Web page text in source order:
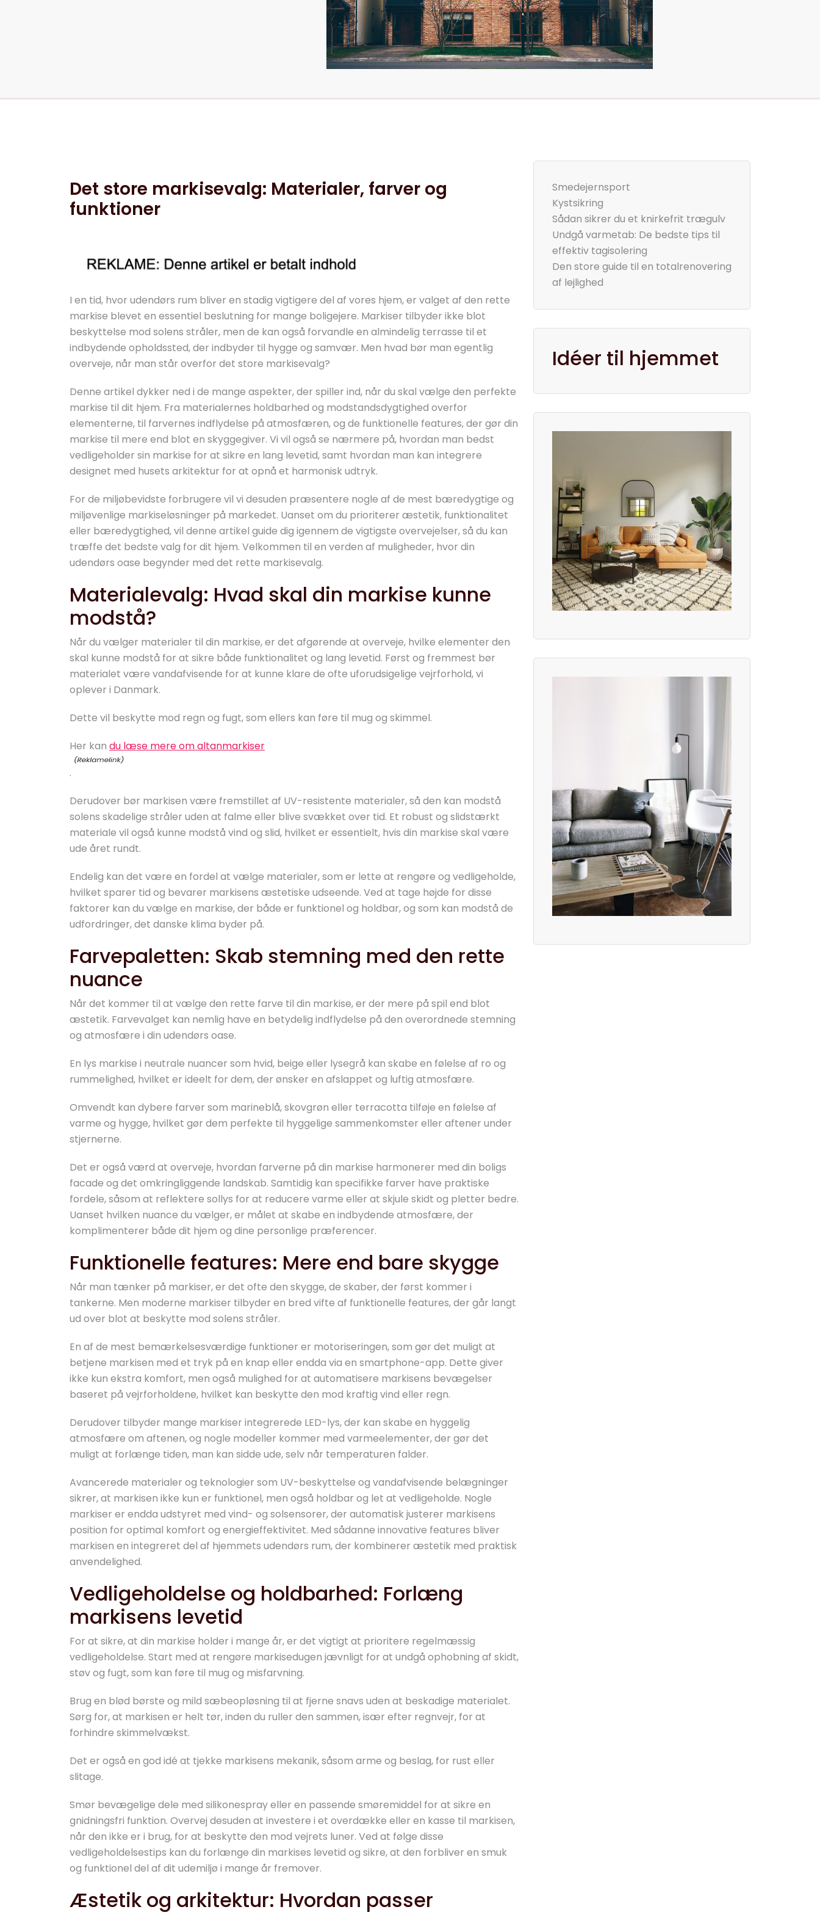
Det store markisevalg: Materialer, farver og
funktioner
I en tid, hvor udendørs rum bliver en stadig vigtigere del af vores hjem, er valget af den rette
markise blevet en essentiel beslutning for mange boligejere. Markiser tilbyder ikke blot
beskyttelse mod solens stråler, men de kan også forvandle en almindelig terrasse til et
indbydende opholdssted, der indbyder til hygge og samvær. Men hvad bør man egentlig
overveje, når man står overfor det store markisevalg?
Denne artikel dykker ned i de mange aspekter, der spiller ind, når du skal vælge den perfekte
markise til dit hjem. Fra materialernes holdbarhed og modstandsdygtighed overfor
elementerne, til farvernes indflydelse på atmosfæren, og de funktionelle features, der gør din
markise til mere end blot en skyggegiver. Vi vil også se nærmere på, hvordan man bedst
vedligeholder sin markise for at sikre en lang levetid, samt hvordan man kan integrere
designet med husets arkitektur for at opnå et harmonisk udtryk.
For de miljøbevidste forbrugere vil vi desuden præsentere nogle af de mest bæredygtige og
miljøvenlige markiseløsninger på markedet. Uanset om du prioriterer æstetik, funktionalitet
eller bæredygtighed, vil denne artikel guide dig igennem de vigtigste overvejelser, så du kan
træffe det bedste valg for dit hjem. Velkommen til en verden af muligheder, hvor din
udendørs oase begynder med det rette markisevalg.
Materialevalg: Hvad skal din markise kunne
modstå?
Når du vælger materialer til din markise, er det afgørende at overveje, hvilke elementer den
skal kunne modstå for at sikre både funktionalitet og lang levetid. Først og fremmest bør
materialet være vandafvisende for at kunne klare de ofte uforudsigelige vejrforhold, vi
oplever i Danmark.
Dette vil beskytte mod regn og fugt, som ellers kan føre til mug og skimmel.
Her kan du læse mere om altanmarkiser
.
Derudover bør markisen være fremstillet af UV-resistente materialer, så den kan modstå
solens skadelige stråler uden at falme eller blive svækket over tid. Et robust og slidstærkt
materiale vil også kunne modstå vind og slid, hvilket er essentielt, hvis din markise skal være
ude året rundt.
Endelig kan det være en fordel at vælge materialer, som er lette at rengøre og vedligeholde,
hvilket sparer tid og bevarer markisens æstetiske udseende. Ved at tage højde for disse
faktorer kan du vælge en markise, der både er funktionel og holdbar, og som kan modstå de
udfordringer, det danske klima byder på.
Farvepaletten: Skab stemning med den rette
nuance
Når det kommer til at vælge den rette farve til din markise, er der mere på spil end blot
æstetik. Farvevalget kan nemlig have en betydelig indflydelse på den overordnede stemning
og atmosfære i din udendørs oase.
En lys markise i neutrale nuancer som hvid, beige eller lysegrå kan skabe en følelse af ro og
rummelighed, hvilket er ideelt for dem, der ønsker en afslappet og luftig atmosfære.
Omvendt kan dybere farver som marineblå, skovgrøn eller terracotta tilføje en følelse af
varme og hygge, hvilket gør dem perfekte til hyggelige sammenkomster eller aftener under
stjernerne.
Det er også værd at overveje, hvordan farverne på din markise harmonerer med din boligs
facade og det omkringliggende landskab. Samtidig kan specifikke farver have praktiske
fordele, såsom at reflektere sollys for at reducere varme eller at skjule skidt og pletter bedre.
Uanset hvilken nuance du vælger, er målet at skabe en indbydende atmosfære, der
komplimenterer både dit hjem og dine personlige præferencer.
Funktionelle features: Mere end bare skygge
Når man tænker på markiser, er det ofte den skygge, de skaber, der først kommer i
tankerne. Men moderne markiser tilbyder en bred vifte af funktionelle features, der går langt
ud over blot at beskytte mod solens stråler.
En af de mest bemærkelsesværdige funktioner er motoriseringen, som gør det muligt at
betjene markisen med et tryk på en knap eller endda via en smartphone-app. Dette giver
ikke kun ekstra komfort, men også mulighed for at automatisere markisens bevægelser
baseret på vejrforholdene, hvilket kan beskytte den mod kraftig vind eller regn.
Derudover tilbyder mange markiser integrerede LED-lys, der kan skabe en hyggelig
atmosfære om aftenen, og nogle modeller kommer med varmeelementer, der gør det
muligt at forlænge tiden, man kan sidde ude, selv når temperaturen falder.
Avancerede materialer og teknologier som UV-beskyttelse og vandafvisende belægninger
sikrer, at markisen ikke kun er funktionel, men også holdbar og let at vedligeholde. Nogle
markiser er endda udstyret med vind- og solsensorer, der automatisk justerer markisens
position for optimal komfort og energieffektivitet. Med sådanne innovative features bliver
markisen en integreret del af hjemmets udendørs rum, der kombinerer æstetik med praktisk
anvendelighed.
Vedligeholdelse og holdbarhed: Forlæng
markisens levetid
For at sikre, at din markise holder i mange år, er det vigtigt at prioritere regelmæssig
vedligeholdelse. Start med at rengøre markisedugen jævnligt for at undgå ophobning af skidt,
støv og fugt, som kan føre til mug og misfarvning.
Brug en blød børste og mild sæbeopløsning til at fjerne snavs uden at beskadige materialet.
Sørg for, at markisen er helt tør, inden du ruller den sammen, især efter regnvejr, for at
forhindre skimmelvækst.
Det er også en god idé at tjekke markisens mekanik, såsom arme og beslag, for rust eller
slitage.
Smør bevægelige dele med silikonespray eller en passende smøremiddel for at sikre en
gnidningsfri funktion. Overvej desuden at investere i et overdække eller en kasse til markisen,
når den ikke er i brug, for at beskytte den mod vejrets luner. Ved at følge disse
vedligeholdelsestips kan du forlænge din markises levetid og sikre, at den forbliver en smuk
og funktionel del af dit udemiljø i mange år fremover.
Æstetik og arkitektur: Hvordan passer
Smedejernsport
Kystsikring
Sådan sikrer du et knirkefrit trægulv
Undgå varmetab: De bedste tips til
effektiv tagisolering
Den store guide til en totalrenovering
af lejlighed
Idéer til hjemmet